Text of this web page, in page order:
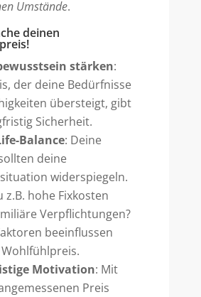
Umstände.
deinen
stärken:
der deine Bedürfnisse
übersteigt, gibt
Sicherheit.
Balance: Deine
deine
widerspiegeln.
z.B. hohe Fixkosten
Verpflichtungen?
beeinflussen
Motivation: Mit
Preis